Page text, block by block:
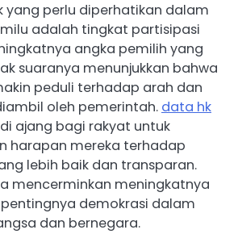
yang perlu diperhatikan dalam
adalah tingkat partisipasi
angka pemilih yang
suaranya menunjukkan bahwa
peduli terhadap arah dan
oleh pemerintah. data hk
ajang bagi rakyat untuk
harapan mereka terhadap
lebih baik dan transparan.
mencerminkan meningkatnya
demokrasi dalam
dan bernegara.